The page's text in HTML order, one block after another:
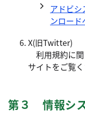
アドビ
ンロード
X(旧Twitter)
利用規約に
サイトをご覧く
第３ 情報シ